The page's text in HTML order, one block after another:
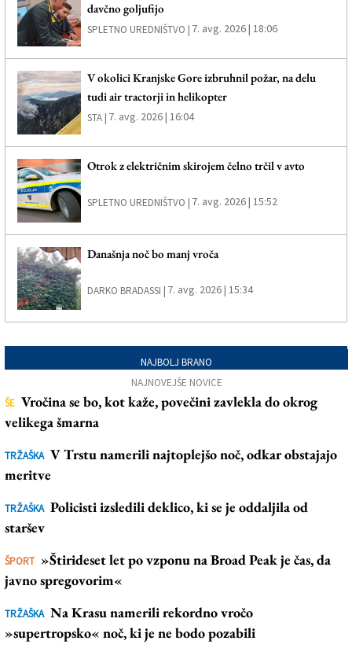
davčno goljufijo
SPLETNO UREDNIŠTVO | 7. avg. 2026 | 18:06
V okolici Kranjske Gore izbruhnil požar, na delu
tudi air tractorji in helikopter
STA | 7. avg. 2026 | 16:04
Otrok z električnim skirojem čelno trčil v avto
SPLETNO UREDNIŠTVO | 7. avg. 2026 | 15:52
Današnja noč bo manj vroča
DARKO BRADASSI | 7. avg. 2026 | 15:34
NAJBOLJ BRANO
NAJNOVEJŠE NOVICE
ŠE Vročina se bo, kot kaže, povečini zavlekla do okrog
velikega šmarna
TRŽAŠKA V Trstu namerili najtoplejšo noč, odkar obstajajo
meritve
TRŽAŠKA Policisti izsledili deklico, ki se je oddaljila od
staršev
ŠPORT »Štirideset let po vzponu na Broad Peak je čas, da
javno spregovorim«
TRŽAŠKA Na Krasu namerili rekordno vročo
»supertropsko« noč, ki je ne bodo pozabili